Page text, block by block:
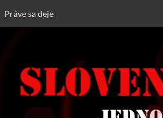
Práve sa deje